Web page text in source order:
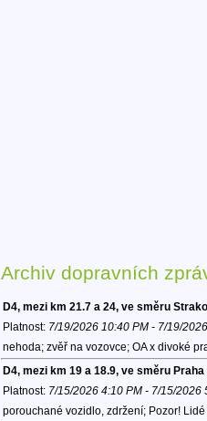
Archiv dopravních
D4, mezi km 21.7 a 24, ve směru
Platnost: 7/19/2026 10:40 PM - 7/19/
nehoda; zvěř na vozovce; OA x divoké
D4, mezi km 19 a 18.9, ve směru Praha
Platnost: 7/15/2026 4:10 PM - 7/15/2026
porouchané vozidlo, zdržení; Pozor!